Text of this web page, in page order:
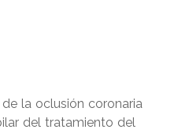
la oclusión coronaria
del tratamiento del